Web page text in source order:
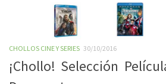
CHOLLOS CINE Y SERIES 30/10/2016
¡Chollo! Selección